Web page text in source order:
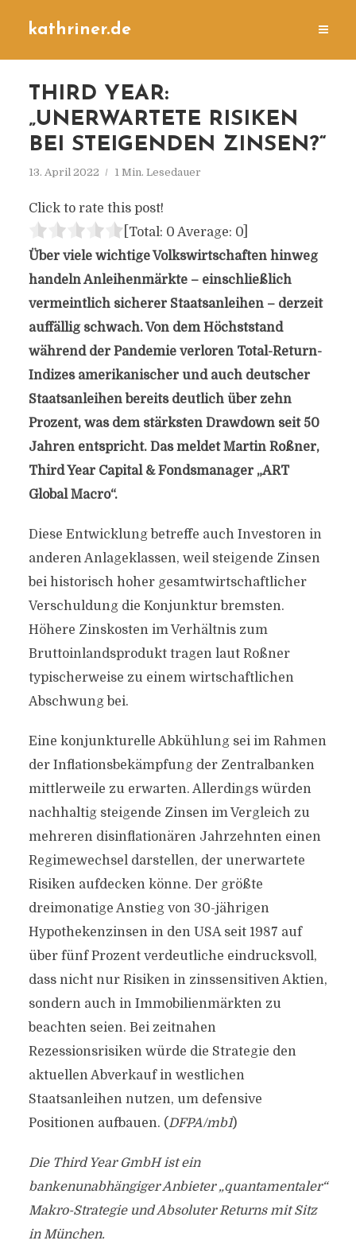
kathriner.de
THIRD YEAR:
„UNERWARTETE RISIKEN
BEI STEIGENDEN ZINSEN?“
13. April 2022 1 Min. Lesedauer
Click to rate this post!
[Total: 0 Average: 0]
Über viele wichtige Volkswirtschaften hinweg
handeln Anleihenmärkte – einschließlich
vermeintlich sicherer Staatsanleihen – derzeit
auffällig schwach. Von dem Höchststand
während der Pandemie verloren Total-Return-
Indizes amerikanischer und auch deutscher
Staatsanleihen bereits deutlich über zehn
Prozent, was dem stärksten Drawdown seit 50
Jahren entspricht. Das meldet Martin Roßner,
Third Year Capital & Fondsmanager „ART
Global Macro“.
Diese Entwicklung betreffe auch Investoren in
anderen Anlageklassen, weil steigende Zinsen
bei historisch hoher gesamtwirtschaftlicher
Verschuldung die Konjunktur bremsten.
Höhere Zinskosten im Verhältnis zum
Bruttoinlandsprodukt tragen laut Roßner
typischerweise zu einem wirtschaftlichen
Abschwung bei.
Eine konjunkturelle Abkühlung sei im Rahmen
der Inflationsbekämpfung der Zentralbanken
mittlerweile zu erwarten. Allerdings würden
nachhaltig steigende Zinsen im Vergleich zu
mehreren disinflationären Jahrzehnten einen
Regimewechsel darstellen, der unerwartete
Risiken aufdecken könne. Der größte
dreimonatige Anstieg von 30-jährigen
Hypothekenzinsen in den USA seit 1987 auf
über fünf Prozent verdeutliche eindrucksvoll,
dass nicht nur Risiken in zinssensitiven Aktien,
sondern auch in Immobilienmärkten zu
beachten seien. Bei zeitnahen
Rezessionsrisiken würde die Strategie den
aktuellen Abverkauf in westlichen
Staatsanleihen nutzen, um defensive
Positionen aufbauen. (DFPA/mb1)
Die Third Year GmbH ist ein
bankenunabhängiger Anbieter „quantamentaler“
Makro-Strategie und Absoluter Returns mit Sitz
in München.